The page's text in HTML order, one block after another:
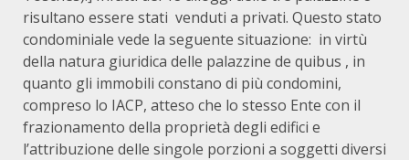
risultano essere stati venduti a privati. Questo stato
condominiale vede la seguente situazione: in virtù
della natura giuridica delle palazzine de quibus , in
quanto gli immobili constano di più condomini,
compreso lo IACP, atteso che lo stesso Ente con il
frazionamento della proprietà degli edifici e
l’attribuzione delle singole porzioni a soggetti diversi